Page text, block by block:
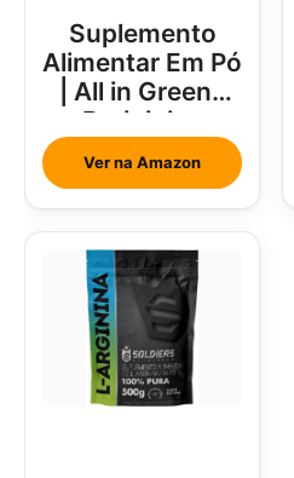
Suplemento
Alimentar Em Pó
| All in Greens
Brainjuice
Abacaxi Com
Hortelã
Ver na Amazon